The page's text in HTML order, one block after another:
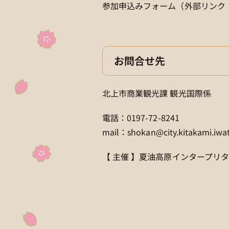
参加申込みフォーム（外部リンク
お問合せ先
北上市商業観光課 観光国際係
電話：0197-72-8241
mail：
【 主催 】夏油高原インタープリ